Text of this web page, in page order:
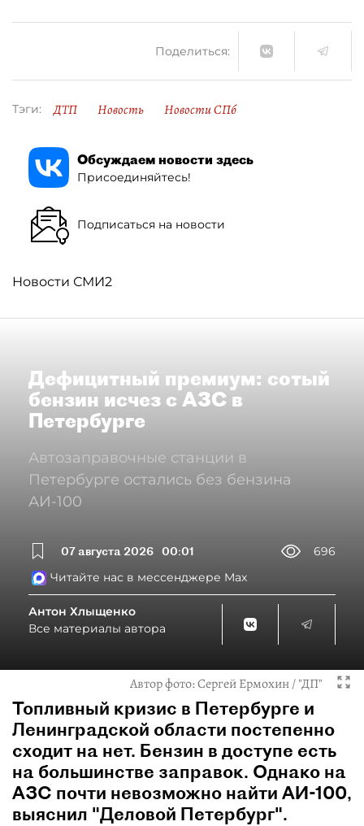
Поделиться:
Тэги: ДТП Новость Новости СПб
Обсуждаем новости здесь
Присоединяйтесь!
Подписаться на новости
Новости СМИ2
Дефицитный премиум: сотый
бензин исчез с АЗС в
Петербурге
Автозаправочные станции в
Петербурге остались без бензина
АИ-100
07 августа 2026 00:01
696
Читайте нас в мессенджере Max
Антон Хлыщенко
Все материалы автора
Автор фото:Сергей Ермохин / "ДП"
Топливный кризис в Петербурге и
Ленинградской области постепенно
сходит на нет. Бензин в доступе есть
на большинстве заправок. Однако на
АЗС почти невозможно найти АИ-100,
выяснил "Деловой Петербург".